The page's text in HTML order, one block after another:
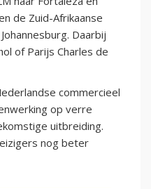
de Zuid-Afrikaanse
Daarbij
of Parijs Charles de
commercieel
op verre
uitbreiding.
nog beter